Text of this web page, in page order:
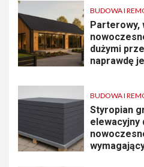
BUDOWA I
Parterowy,
dużymi
naprawdę
BUDOWA I
Styropian
elewacyjny